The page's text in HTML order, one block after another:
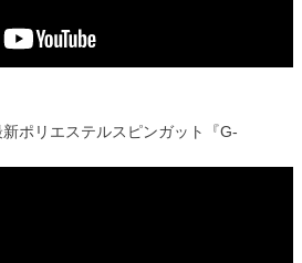
ポリエステルスピンガット『G-